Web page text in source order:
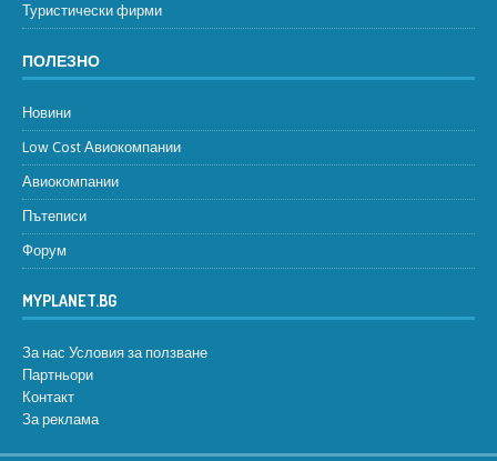
Туристически фирми
ПОЛЕЗНО
Новини
Low Cost Авиокомпании
Авиокомпании
Пътеписи
Форум
MYPLANET.BG
За нас Условия за ползване
Партньори
Контакт
За реклама